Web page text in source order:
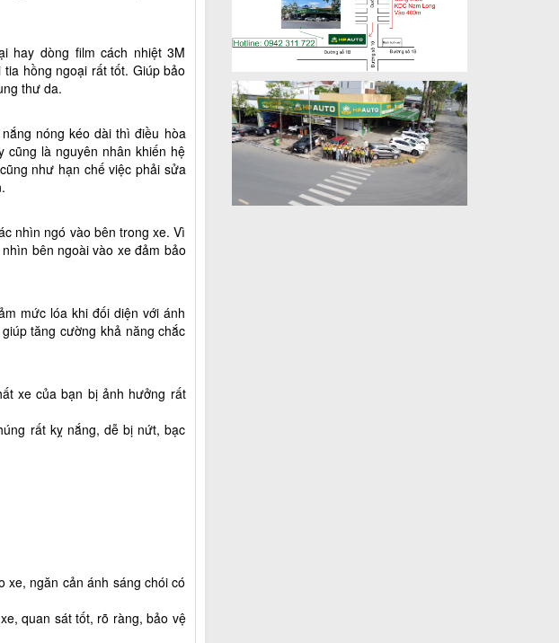
hay dòng film cách nhiệt 3M
hồng ngoại rất tốt. Giúp bảo
thư da.
nóng kéo dài thì điều hòa
cũng là nguyên nhân khiến hệ
như hạn chế việc phải sửa
nhìn ngó vào bên trong xe. Vì
bên ngoài vào xe đảm bảo
mức lóa khi đối diện với ánh
tăng cường khả năng chắc
xe của bạn bị ảnh hưởng rất
rất kỵ nắng, dễ bị nứt, bạc
ngăn cản ánh sáng chói có
quan sát tốt, rõ ràng, bảo vệ